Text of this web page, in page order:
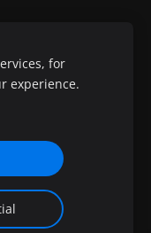
aizsargātas.
for
experience.